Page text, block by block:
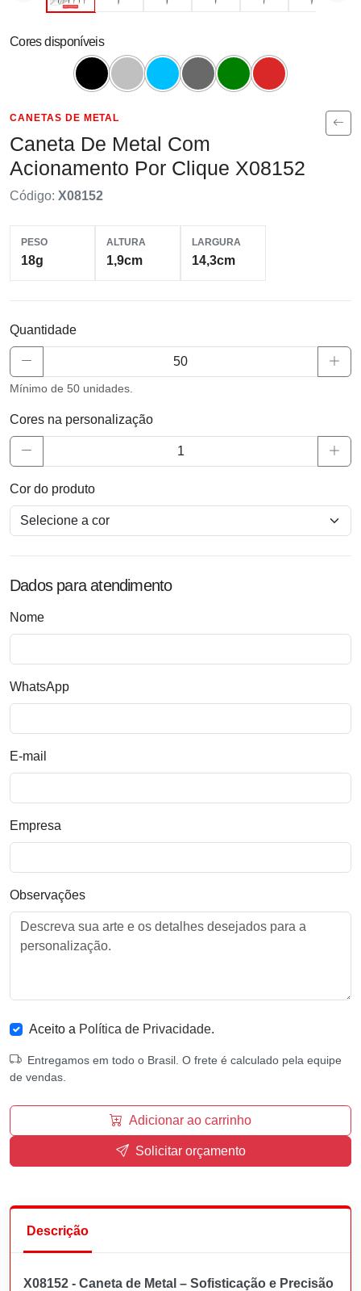
Cores disponíveis
CANETAS DE METAL
Caneta De Metal Com
Acionamento Por Clique X08152
Código: X08152
PESO
18g
ALTURA
1,9cm
LARGURA
14,3cm
Quantidade
Mínimo de 50 unidades.
Cores na personalização
Cor do produto
Dados para atendimento
Nome
WhatsApp
E-mail
Empresa
Observações
Aceito a Política de Privacidade.
Entregamos em todo o Brasil. O frete é calculado pela equipe
de vendas.
Adicionar ao carrinho
Solicitar orçamento
Descrição
X08152 - Caneta de Metal – Sofisticação e Precisão